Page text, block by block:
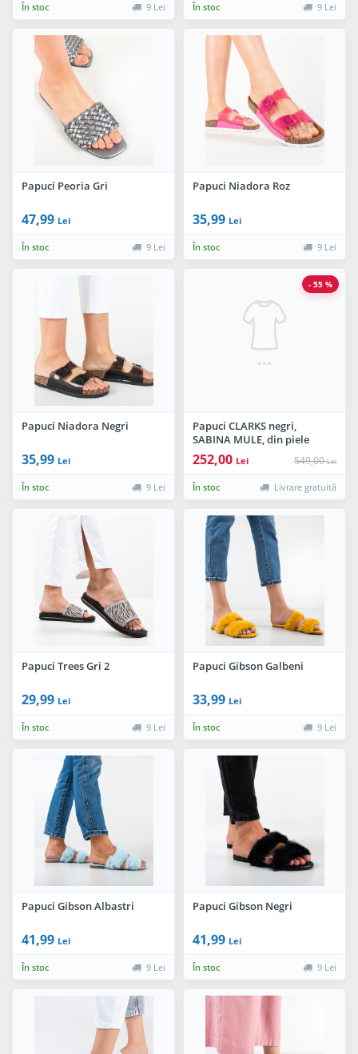
În stoc 9 Lei În stoc 9 Lei
Papuci Peoria Gri
47,99 Lei
În stoc 9 Lei
Papuci Niadora Roz
35,99 Lei
În stoc 9 Lei
Papuci Niadora Negri
35,99 Lei
În stoc 9 Lei
Papuci CLARKS negri,
SABINA MULE, din piele
naturala
252,00 Lei 549,00Lei
În stoc Livrare gratuită
- 55 %
Papuci Trees Gri 2
29,99 Lei
În stoc 9 Lei
Papuci Gibson Galbeni
33,99 Lei
În stoc 9 Lei
Papuci Gibson Albastri
41,99 Lei
În stoc 9 Lei
Papuci Gibson Negri
41,99 Lei
În stoc 9 Lei